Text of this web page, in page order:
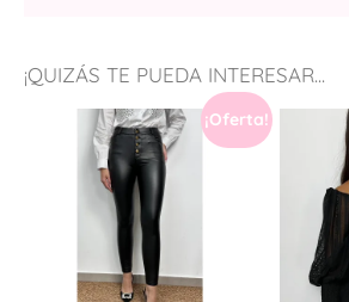
¡QUIZÁS TE PUEDA INTERESAR...
¡Oferta!